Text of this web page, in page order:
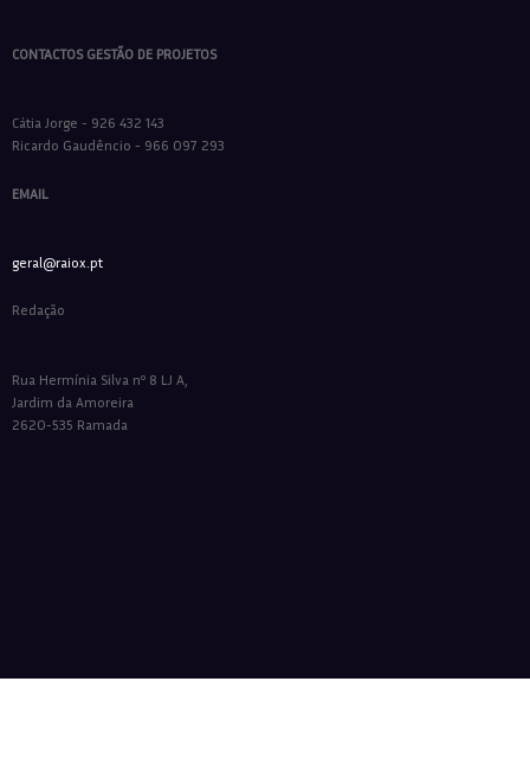
CONTACTOS GESTÃO DE PROJETOS
Cátia Jorge - 926 432 143
Ricardo Gaudêncio - 966 097 293
EMAIL
geral@raiox.pt
Redação
Rua Hermínia Silva nº 8 LJ A,
Jardim da Amoreira
2620-535 Ramada